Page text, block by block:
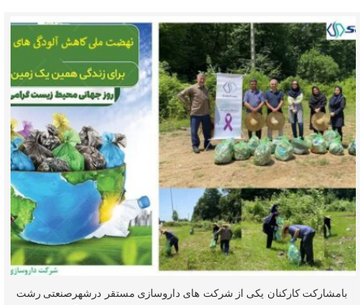
بامشارکت کارکنان یکی از شرکت های داروسازی مستقر درشهرصنعتی رشت